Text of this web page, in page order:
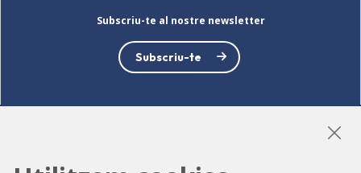
Subscriu-te al nostre newsletter
Subscriu-te